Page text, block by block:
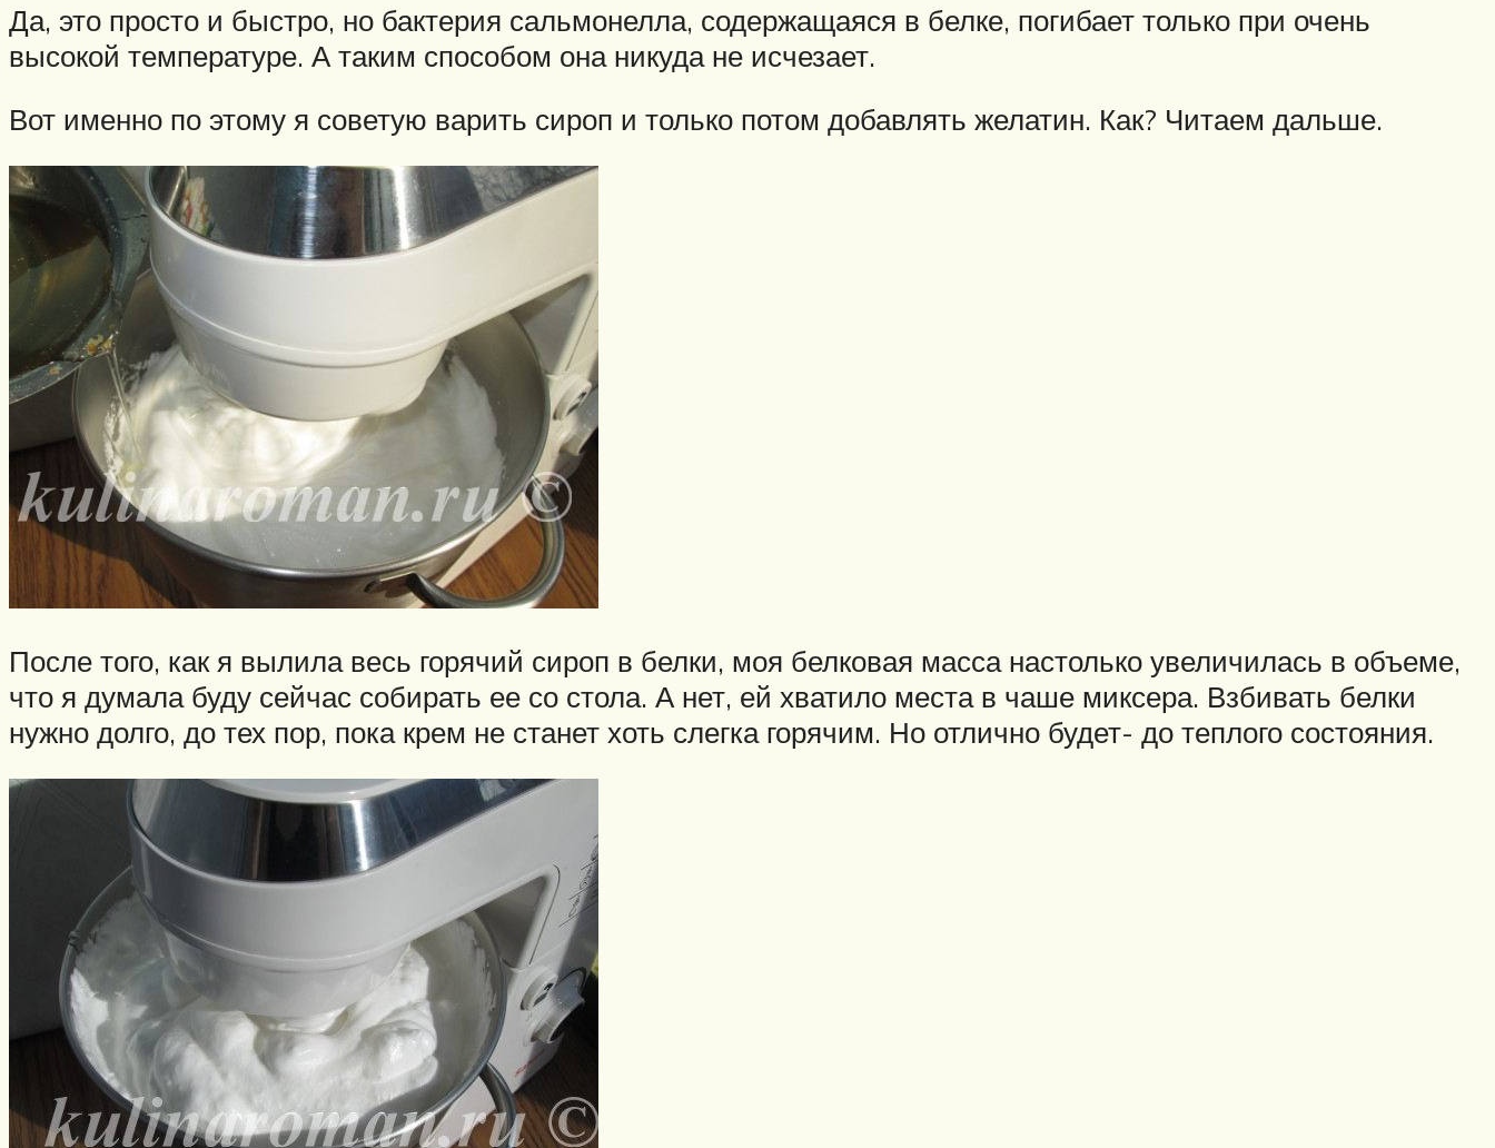
Да, это просто и быстро, но бактерия сальмонелла, содержащаяся в белке, погибает только при очень
высокой температуре. А таким способом она никуда не исчезает.
Вот именно по этому я советую варить сироп и только потом добавлять желатин. Как? Читаем дальше.
После того, как я вылила весь горячий сироп в белки, моя белковая масса настолько увеличилась в объеме,
что я думала буду сейчас собирать ее со стола. А нет, ей хватило места в чаше миксера. Взбивать белки
нужно долго, до тех пор, пока крем не станет хоть слегка горячим. Но отлично будет- до теплого состояния.